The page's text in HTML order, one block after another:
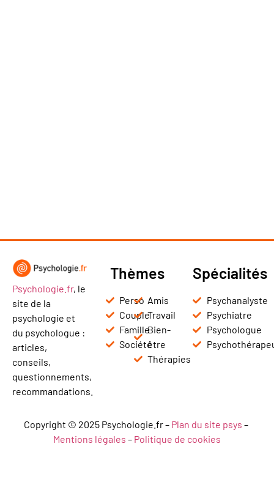
Psychologie.fr, le
site de la
psychologie et
du psychologue :
articles,
conseils,
questionnements,
recommandations.
Thèmes
Perso
Couple
Famille
Société
Amis
Travail
Bien-
être
Thérapies
Spécialités
Psychanalyste
Psychiatre
Psychologue
Copyright © 2025 Psychologie.fr – Plan du site psys –
Mentions légales – Politique de cookies